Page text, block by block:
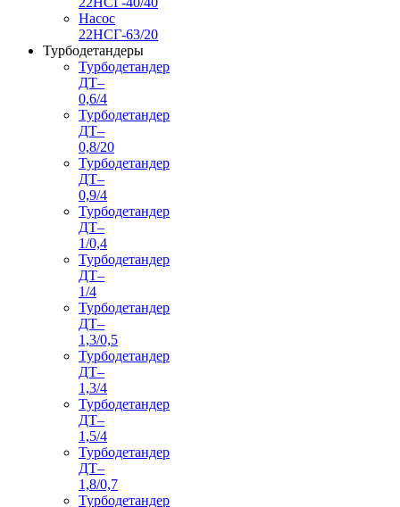
Насос
22НСГ-63/20
Турбодетандеры
Турбодетандер
ДТ–
0,6/4
Турбодетандер
ДТ–
0,8/20
Турбодетандер
ДТ–
0,9/4
Турбодетандер
ДТ–
1/0,4
Турбодетандер
ДТ–
1/4
Турбодетандер
ДТ–
1,3/0,5
Турбодетандер
ДТ–
1,3/4
Турбодетандер
ДТ–
1,5/4
Турбодетандер
ДТ–
1,8/0,7
Турбодетандер